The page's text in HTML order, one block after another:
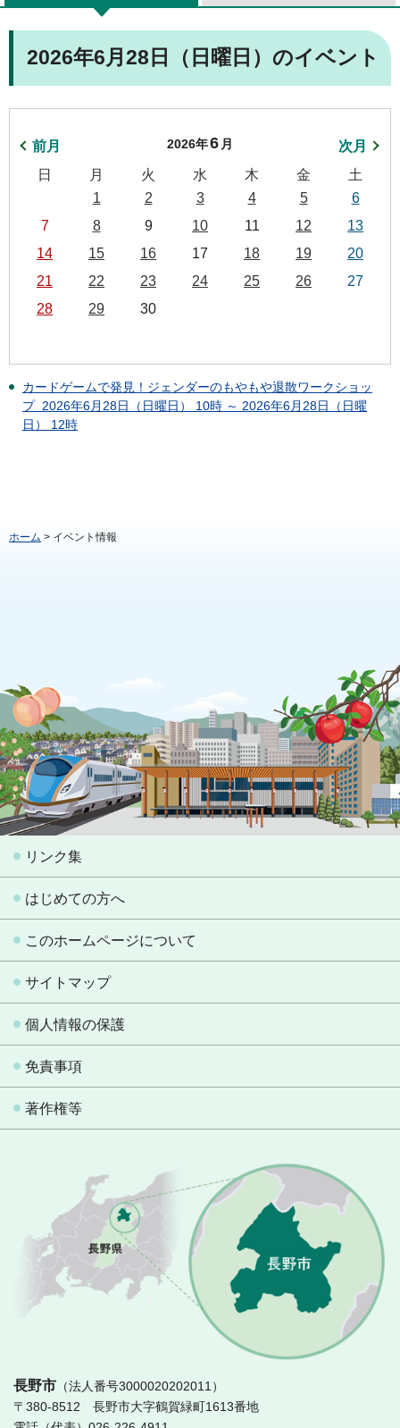
2026年6月28日（日曜日）のイベント
前月 2026年6 月
次月
日
月 火 水 木 金
土
1
2 3 4 5
6
7
8 9 10 11 12
13
14
15 16 17 18 19
20
21
22 23 24 25 26
27
28
29 30
カードゲームで発見！ジェンダーのもやもや退散ワークショッ
プ 2026年6月28日（日曜日） 10時 ～ 2026年6月28日（日曜
日） 12時
ホーム > イベント情報
リンク集
はじめての方へ
このホームページについて
サイトマップ
個人情報の保護
免責事項
著作権等
長野市 （法人番号3000020202011）
〒380-8512 長野市大字鶴賀緑町1613番地